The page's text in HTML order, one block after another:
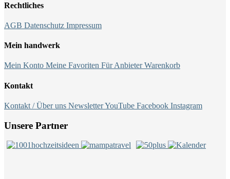
Rechtliches
AGB Datenschutz Impressum
Mein handwerk
Mein Konto Meine Favoriten Für AnbieterWarenkorb
Kontakt
Kontakt / Über uns NewsletterYouTube Facebook Instagram
Unsere Partner